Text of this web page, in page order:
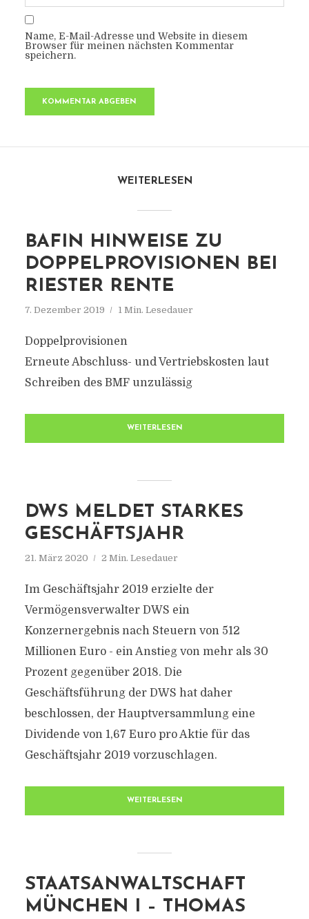
Name, E-Mail-Adresse und Website in diesem
Browser für meinen nächsten Kommentar
speichern.
WEITERLESEN
BAFIN HINWEISE ZU
DOPPELPROVISIONEN BEI
RIESTER RENTE
7. Dezember 2019 1 Min. Lesedauer
Doppelprovisionen
Erneute Abschluss- und Vertriebskosten laut
Schreiben des BMF unzulässig
WEITERLESEN
DWS MELDET STARKES
GESCHÄFTSJAHR
21. März 2020 2 Min. Lesedauer
Im Geschäftsjahr 2019 erzielte der
Vermögensverwalter DWS ein
Konzernergebnis nach Steuern von 512
Millionen Euro - ein Anstieg von mehr als 30
Prozent gegenüber 2018. Die
Geschäftsführung der DWS hat daher
beschlossen, der Hauptversammlung eine
Dividende von 1,67 Euro pro Aktie für das
Geschäftsjahr 2019 vorzuschlagen.
WEITERLESEN
STAATSANWALTSCHAFT
MÜNCHEN I – THOMAS